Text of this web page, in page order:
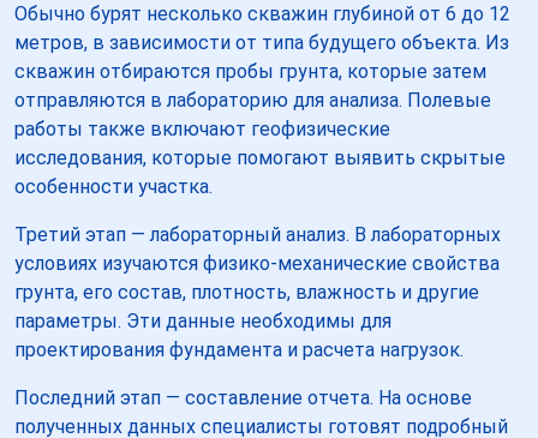
Обычно бурят несколько скважин глубиной от 6 до 12
метров, в зависимости от типа будущего объекта. Из
скважин отбираются пробы грунта, которые затем
отправляются в лабораторию для анализа. Полевые
работы также включают геофизические
исследования, которые помогают выявить скрытые
особенности участка.
Третий этап — лабораторный анализ. В лабораторных
условиях изучаются физико-механические свойства
грунта, его состав, плотность, влажность и другие
параметры. Эти данные необходимы для
проектирования фундамента и расчета нагрузок.
Последний этап — составление отчета. На основе
полученных данных специалисты готовят подробный